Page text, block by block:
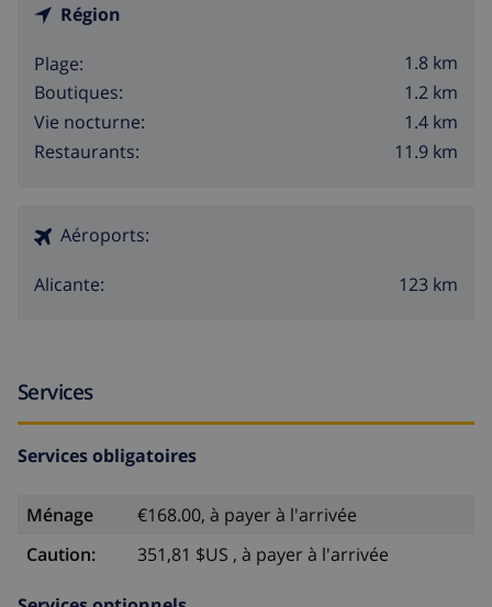
Région
Plage:
1.8 km
Boutiques:
1.2 km
Vie nocturne:
1.4 km
Restaurants:
11.9 km
Aéroports:
Alicante: 123 km
Services
Services obligatoires
Ménage
€168.00, à payer à l'arrivée
Caution:
351,81 $US , à payer à l'arrivée